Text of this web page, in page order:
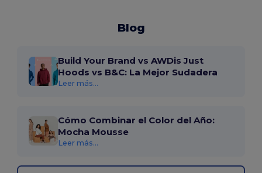
Blog
Build Your Brand vs AWDis Just
Hoods vs B&C: La Mejor Sudadera
Leer más...
Cómo Combinar el Color del Año:
Mocha Mousse
Leer más...